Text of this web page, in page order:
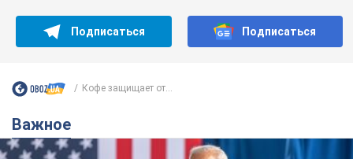
Подписаться Подписаться
Кофе защищает от...
Важное